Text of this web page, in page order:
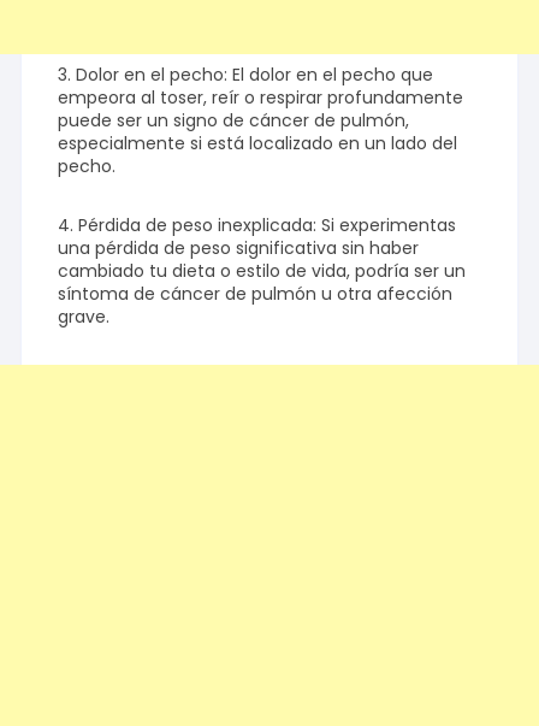
3. Dolor en el pecho: El dolor en el pecho que
empeora al toser, reír o respirar profundamente
puede ser un signo de cáncer de pulmón,
especialmente si está localizado en un lado del
pecho.
4. Pérdida de peso inexplicada: Si experimentas
una pérdida de peso significativa sin haber
cambiado tu dieta o estilo de vida, podría ser un
síntoma de cáncer de pulmón u otra afección
grave.